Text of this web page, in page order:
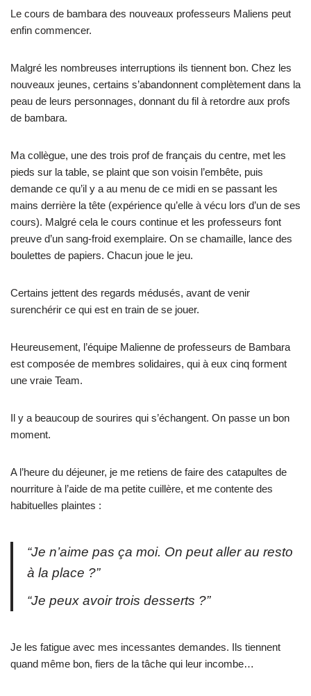
Le cours de bambara des nouveaux professeurs Maliens peut
enfin commencer.
Malgré les nombreuses interruptions ils tiennent bon. Chez les
nouveaux jeunes, certains s’abandonnent complètement dans la
peau de leurs personnages, donnant du fil à retordre aux profs
de bambara.
Ma collègue, une des trois prof de français du centre, met les
pieds sur la table, se plaint que son voisin l’embête, puis
demande ce qu’il y a au menu de ce midi en se passant les
mains derrière la tête (expérience qu’elle à vécu lors d’un de ses
cours). Malgré cela le cours continue et les professeurs font
preuve d’un sang-froid exemplaire. On se chamaille, lance des
boulettes de papiers. Chacun joue le jeu.
Certains jettent des regards médusés, avant de venir
surenchérir ce qui est en train de se jouer.
Heureusement, l’équipe Malienne de professeurs de Bambara
est composée de membres solidaires, qui à eux cinq forment
une vraie Team.
Il y a beaucoup de sourires qui s’échangent. On passe un bon
moment.
A l’heure du déjeuner, je me retiens de faire des catapultes de
nourriture à l’aide de ma petite cuillère, et me contente des
habituelles plaintes :
“Je n’aime pas ça moi. On peut aller au resto
à la place ?”
“Je peux avoir trois desserts ?”
Je les fatigue avec mes incessantes demandes. Ils tiennent
quand même bon, fiers de la tâche qui leur incombe…